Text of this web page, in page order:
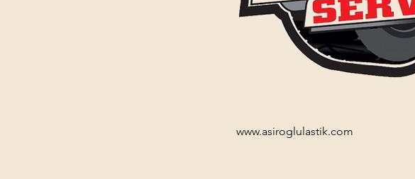
www.asiroglulastik.com